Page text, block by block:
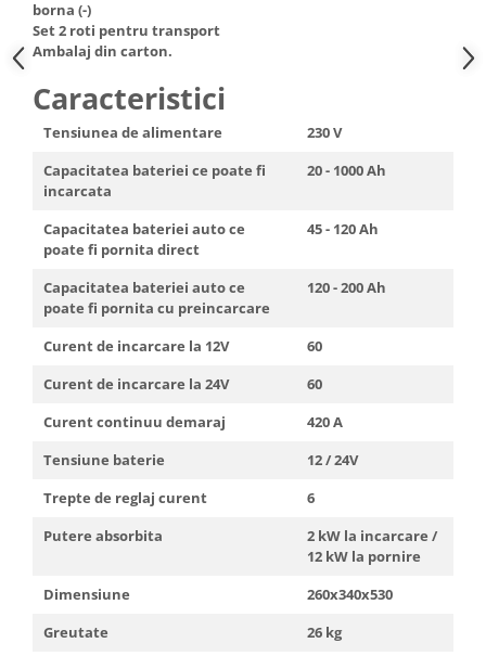
Truse de scule
Truse de lipit PPR
Ventuze cu brate pentru transport
Vibratoare beton
Masini de spalat rufe cu uscator
Uscatoare de rufe
Masini de facut paine
incorporabile
Seturi oale
Storcatoare de fructe
borna (-)
Set 2 roti pentru transport
Ambalaj din carton.
Caracteristici
Tensiunea de alimentare
230 V
Capacitatea bateriei ce poate fi
incarcata
20 - 1000 Ah
Capacitatea bateriei auto ce
poate fi pornita direct
45 - 120 Ah
Capacitatea bateriei auto ce
poate fi pornita cu preincarcare
120 - 200 Ah
Curent de incarcare la 12V
60
Curent de incarcare la 24V
60
Curent continuu demaraj
420 A
Tensiune baterie
12 / 24V
Trepte de reglaj curent
6
Putere absorbita
2 kW la incarcare /
12 kW la pornire
Dimensiune
260x340x530
Greutate
26 kg